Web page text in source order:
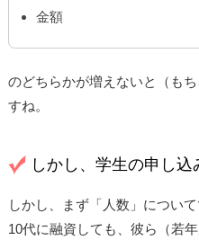
金額
のどちらかが増えないと（も
すね。
しかし、学生の申し込
しかし、まず「人数」につい
10代に融資しても、彼ら（若